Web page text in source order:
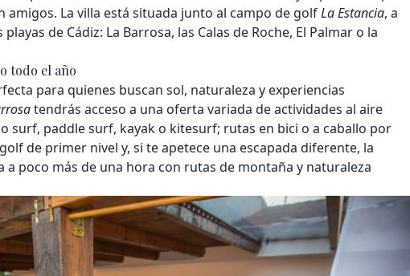
La villa está situada junto al campo de golfLa Estancia, a
de Cádiz: La Barrosa, las Calas de Roche, El Palmar o la
todo el año
para quienes buscan sol, naturaleza y experiencias
tendrás acceso a una oferta variada de actividades al aire
surf, paddle surf, kayak o kitesurf; rutas en bici o a caballo por
de primer nivel y, si te apetece una escapada diferente, la
a poco más de una hora con rutas de montaña y naturaleza